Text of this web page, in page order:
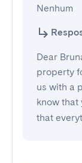
Nenhum
Dear
property
us with a
know that
that